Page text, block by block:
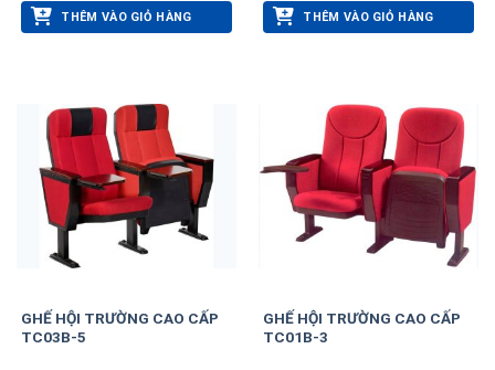
THÊM VÀO GIỎ HÀNG THÊM VÀO GIỎ HÀNG
GHẾ HỘI TRƯỜNG CAO CẤP
TC03B-5
GHẾ HỘI TRƯỜNG CAO CẤP
TC01B-3